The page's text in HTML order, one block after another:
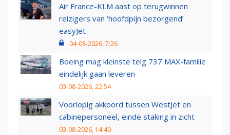
Air France-KLM aast op terugwinnen
reizigers van ‘hoofdpijn bezorgend’
easyJet
04-08-2026, 7:26
Boeing mag kleinste telg 737 MAX-familie
eindelijk gaan leveren
03-08-2026, 22:54
Voorlopig akkoord tussen WestJet en
cabinepersoneel, einde staking in zicht
03-08-2026, 14:40